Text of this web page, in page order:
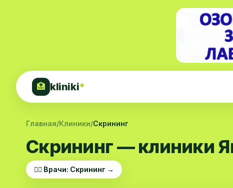
🏥 kliniki*
Главная/Клиники/Скрининг
Скрининг — клиники
👨‍⚕️ Врачи: Скрининг →